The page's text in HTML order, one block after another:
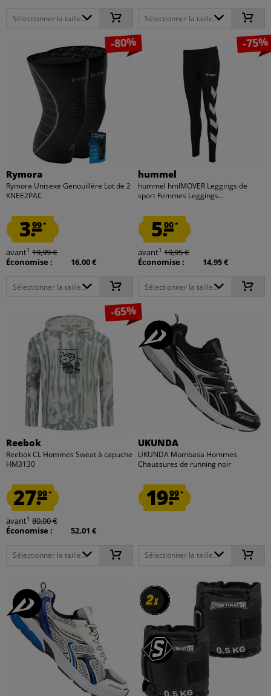
Sélectionner la taille... Sélectionner la taille...
-80%
Rymora
Rymora Unisexe Genouillère Lot de 2
KNEE2PAC
3.99*
avant1 19,99 €
Économise :
16,00 €
Sélectionner la taille...
-75%
hummel
hummel hmlMOVER Leggings de
sport Femmes Leggings...
5.00*
avant1 19,95 €
Économise :
14,95 €
Sélectionner la taille...
-65%
Reebok
Reebok CL Hommes Sweat à capuche
HM3130
27.99*
avant1 80,00 €
Économise :
52,01 €
Sélectionner la taille...
UKUNDA
UKUNDA Mombasa Hommes
Chaussures de running noir
19.99*
Sélectionner la taille...
2x
2x